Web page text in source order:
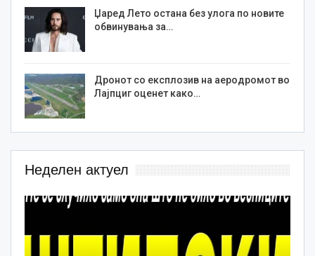
Џаред Лето остана без улога по новите
обвинувања за…
Дронот со експлозив на аеродромот во
Лајпциг оценет како…
Неделен актуел